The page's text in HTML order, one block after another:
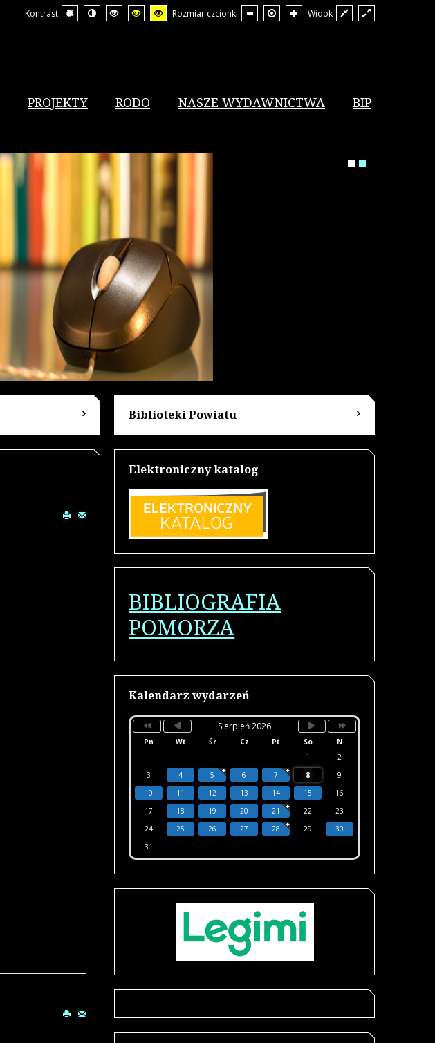
Kontrast Rozmiar czcionki Widok
PROJEKTY RODO NASZE WYDAWNICTWA BIP
Biblioteki Powiatu
Elektroniczny katalog
BIBLIOGRAFIA
POMORZA
Kalendarz wydarzeń
PoprzedniPoprzedni Następny
Następny
Sierpień 2026
Pn Wt Śr Cz Pt So
N
1
2
3
4 5 6 7 8
9
10
11 12 13 14 15
16
17
18 19 20 21 22
23
24
25 26 27 28 29
30
31